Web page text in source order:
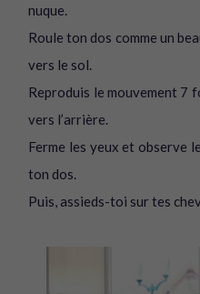
nuque.
Roule ton dos comme un
vers le sol.
Reproduis le mouvement 7
vers l’arrière.
Ferme les yeux et observe
ton dos.
Puis, assieds-toi sur tes